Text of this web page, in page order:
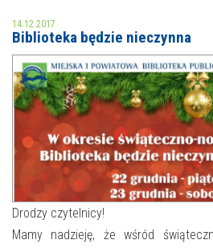
MOJE KONTO
AKTUALNOŚCI
NAJBLIŻSZE WYDARZENIA
WYDARZENIA BIEŻĄCE
WYDARZYŁO SIĘ
NASZA OFERTA
STREFA WIEDZY O REGIONIE
STREFA KOLORU
FORMY STAŁE
NASZE FILIE
14.12.2017
Biblioteka będzie nieczynna
Drodzy czytelnicy!
Mamy nadzieję, że wśród